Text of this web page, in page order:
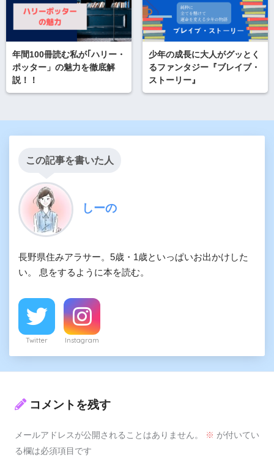
年間100冊読む私が｢ハリー・
ポッター」の魅力を徹底解
説！！
少年の成長に大人がグッとく
るファンタジー『ブレイブ・
ストーリー』
この記事を書いた人
しーの
長野県住みアラサー。5歳・1歳といっぱいお出かけした
い。 息をするように本を読む。
Twitter Instagram
コメントを残す
メールアドレスが公開されることはありません。 ※ が付いてい
る欄は必須項目です